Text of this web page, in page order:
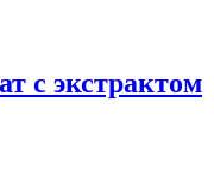
с экстрактом